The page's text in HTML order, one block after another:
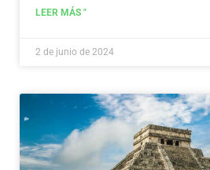
Ciudadano, también en la contienda.
LEER MÁS "
2 de junio de 2024